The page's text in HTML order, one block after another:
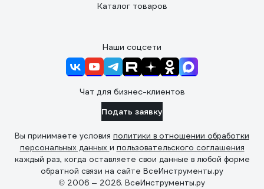
Каталог товаров
Наши соцсети
Чат для бизнес-клиентов
Подать заявку
Вы принимаете условия политики в отношении обработки
персональных данных и пользовательского соглашения
каждый раз, когда оставляете свои данные в любой форме
обратной связи на сайте ВсеИнструменты.ру
© 2006 — 2026. ВсеИнструменты.ру